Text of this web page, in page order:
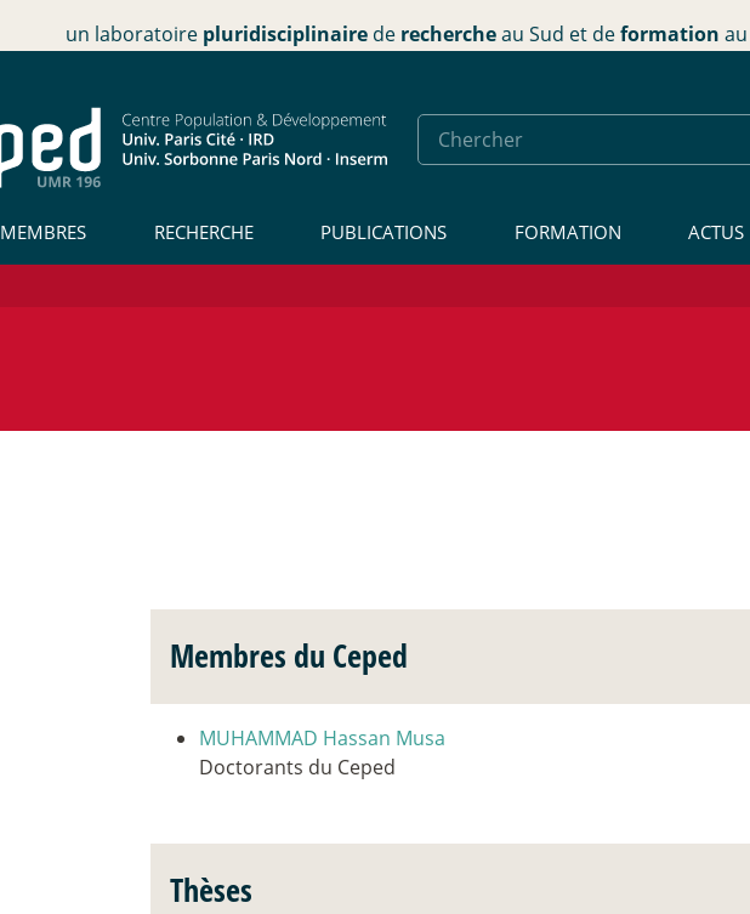
un laboratoire pluridisciplinaire de rechercheau Sud et deformation
MEMBRES RECHERCHE PUBLICATIONS FORMATION ACTUS
Membres du Ceped
MUHAMMAD Hassan Musa
Doctorants du Ceped
Thèses